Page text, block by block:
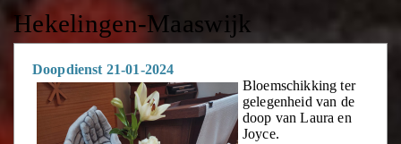
Hekelingen-Maaswijk
Doopdienst 21-01-2024
Bloemschikking ter
gelegenheid van de
doop van Laura en
Joyce.